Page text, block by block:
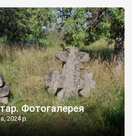
обгризають, бо то улюблений
Голубечому ціла колекція
Село відносно невелике, […]
Фотогалерея
2024 р.